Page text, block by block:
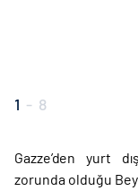
1 - 8
Gazze’den yurt
zorunda olduğu